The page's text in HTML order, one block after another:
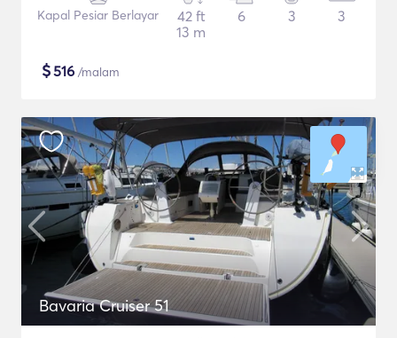
Kapal Pesiar Berlayar
42 ft
13 m
6 3 3
$516 /malam
Bavaria Cruiser 51